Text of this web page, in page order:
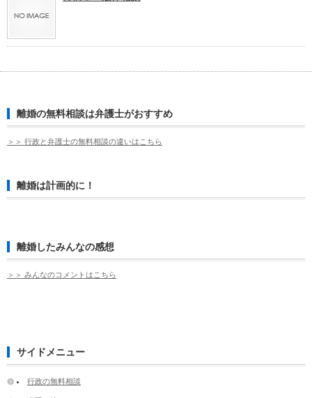
離婚の無料相談は弁護士がおすすめ
＞＞ 行政と弁護士の無料相談の違いはこちら
離婚は計画的に！
離婚したみんなの感想
＞＞ みんなのコメントはこちら
サイドメニュー
行政の無料相談